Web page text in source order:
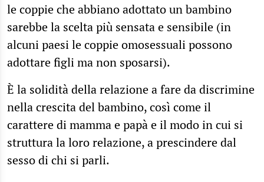
le coppie che abbiano adottato un bambino
sarebbe la scelta più sensata e sensibile (in
alcuni paesi le coppie omosessuali possono
adottare figli ma non sposarsi).
È la solidità della relazione a fare da discrimine
nella crescita del bambino, così come il
carattere di mamma e papà e il modo in cui si
struttura la loro relazione, a prescindere dal
sesso di chi si parli.